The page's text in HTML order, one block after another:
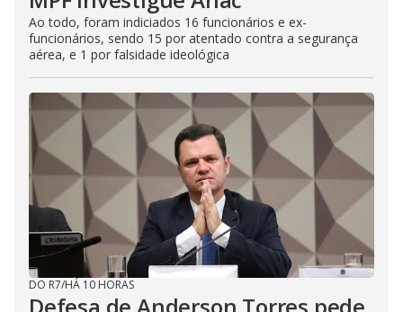
Ao todo, foram indiciados 16 funcionários e ex-
funcionários, sendo 15 por atentado contra a segurança
aérea, e 1 por falsidade ideológica
DO R7/HÁ 10 HORAS